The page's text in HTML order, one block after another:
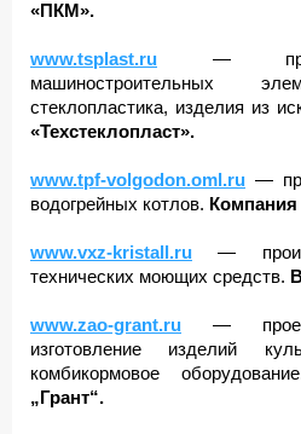
«ПКМ».
www.tsplast.ru —
машиностроительных
стеклопластика, изделия из
«Техстеклопласт».
www.tpf-volgodon.oml.ru —
водогрейных котлов.
www.vxz-kristall.ru —
технических моющих средств.
www.zao-grant.ru —
изготовление изделий
комбикормовое
„Грант“.